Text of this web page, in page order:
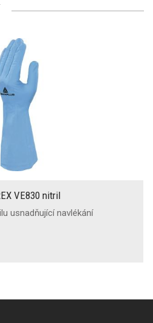
VE830 nitril
usnadňující navlékání